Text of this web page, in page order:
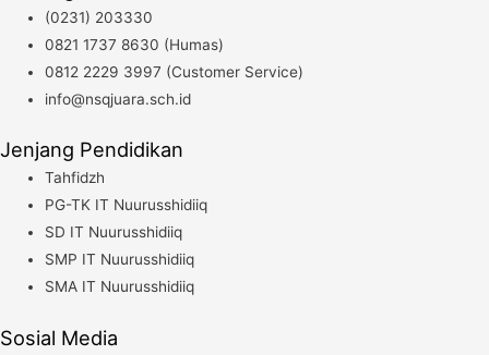
Ada
Orangtua
yang
Meminta
pulang
Kerja,
Kami
Tetap
fasilitasi
(0231) 203330
0821 1737 8630 (Humas)
0812 2229 3997 (Customer Service)
info@nsqjuara.sch.id
Jenjang Pendidikan
Tahfidzh
PG-TK IT Nuurusshidiiq
SD IT Nuurusshidiiq
SMP IT Nuurusshidiiq
SMA IT Nuurusshidiiq
Sosial Media